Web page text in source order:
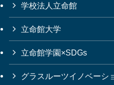
学校法人立命館
立命館大学
立命館学園×SDGs
グラスルーツイノベーシ